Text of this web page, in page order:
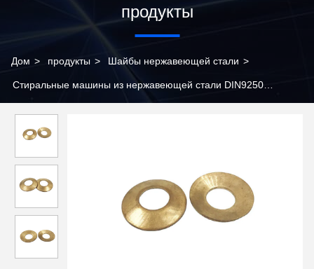
продукты
Дом > продукты > Шайбы нержавеющей стали >
Стиральные машины из нержавеющей стали DIN9250
зубчатый зубчатый зубчатый зубчатый зубчатый зубчатый зуб